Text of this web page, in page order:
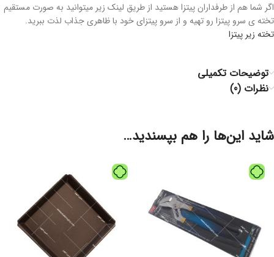
اگر شما هم از طرفداران پیتزا هستید از طریق لینک زیر میتوانید به صورت مستقیم
تخته ی سرو پیتزا رو تهیه و از سرو پیتزای خود با ظاهری جذاب لذت ببرید.
تخته زیر پیتزا
توضیحات تکمیلی
نظرات (0)
شاید این‌ها را هم بپسندید…